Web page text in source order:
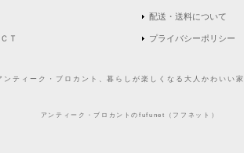
Ｔ
配送・送料について
プライバシーポリシー
ティーク・ブロカント、暮らしが楽しくなる大人かわいい
アンティーク・ブロカントのfufunet（フフネット）